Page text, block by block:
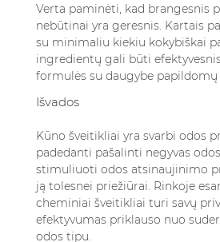
Verta paminėti, kad brangesnis
nebūtinai yra geresnis. Kartais
su minimaliu kiekiu kokybiškai
ingredientų gali būti
formulės su daugybe papildomų
Išvados
Kūno šveitikliai yra svarbi odos
padedanti pašalinti negyvas
stimuliuoti odos atsinaujinimo
ją tolesnei priežiūrai. Rinkoje
cheminiai šveitikliai turi savų
efektyvumas priklauso nuo
odos tipu.